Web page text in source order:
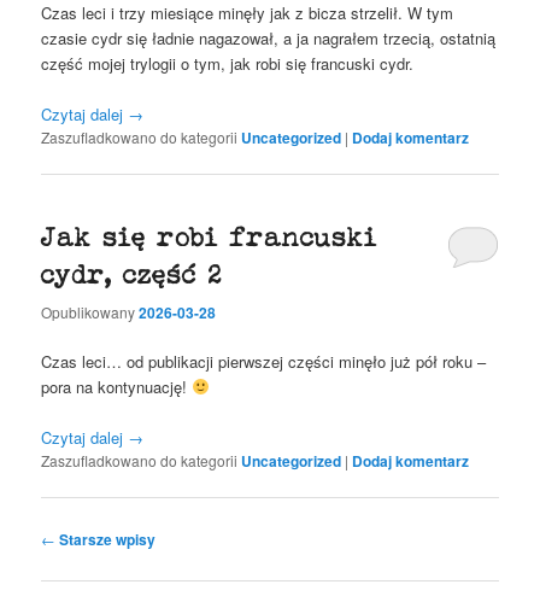
Czas leci i trzy miesiące minęły jak z bicza strzelił. W tym
czasie cydr się ładnie nagazował, a ja nagrałem trzecią, ostatnią
część mojej trylogii o tym, jak robi się francuski cydr.
Czytaj dalej →
Zaszufladkowano do kategorii Uncategorized | Dodaj komentarz
Jak się robi francuski
cydr, część 2
Opublikowany2026-03-28
Czas leci… od publikacji pierwszej części minęło już pół roku –
pora na kontynuację!
Czytaj dalej →
Zaszufladkowano do kategorii Uncategorized | Dodaj komentarz
Nawigacja
← Starsze wpisy